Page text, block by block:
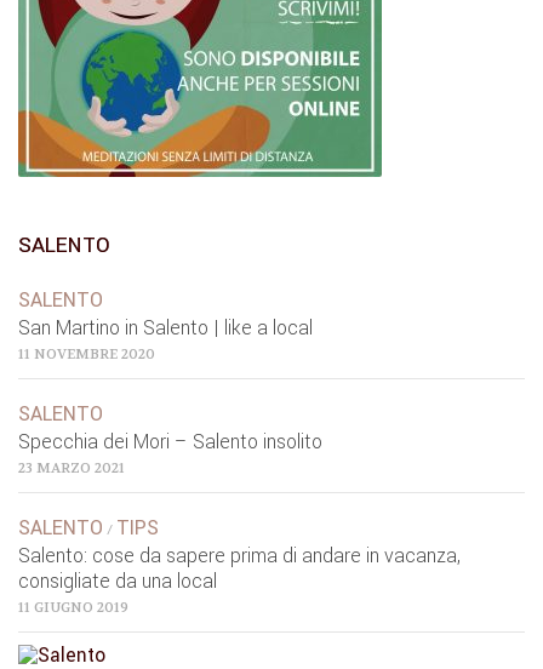
SALENTO
SALENTO
San Martino in Salento | like a local
11 NOVEMBRE 2020
SALENTO
Specchia dei Mori – Salento insolito
23 MARZO 2021
SALENTO / TIPS
Salento: cose da sapere prima di andare in vacanza,
consigliate da una local
11 GIUGNO 2019